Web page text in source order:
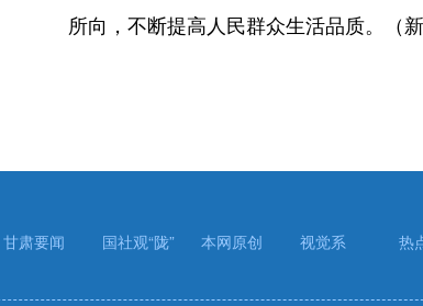
所向，不断提高人民群众生活品质。（
甘肃要闻 国社观“陇” 本网原创 视觉系 热